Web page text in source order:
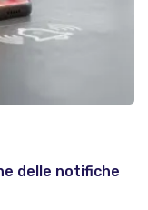
delle notifiche